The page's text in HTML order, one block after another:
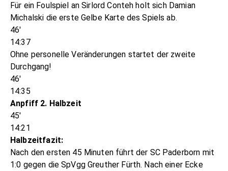
Für ein Foulspiel an Sirlord Conteh holt sich Damian
Michalski die erste Gelbe Karte des Spiels ab.
46'
14:37
Ohne personelle Veränderungen startet der zweite
Durchgang!
46'
14:35
Anpfiff 2. Halbzeit
45'
14:21
Halbzeitfazit:
Nach den ersten 45 Minuten führt der SC Paderborn mit
1:0 gegen die SpVgg Greuther Fürth. Nach einer Ecke